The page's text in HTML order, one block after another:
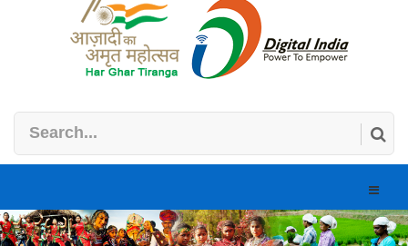
Toggle